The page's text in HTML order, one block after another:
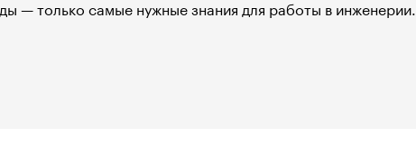
— только самые нужные знания для работы в инженерии.